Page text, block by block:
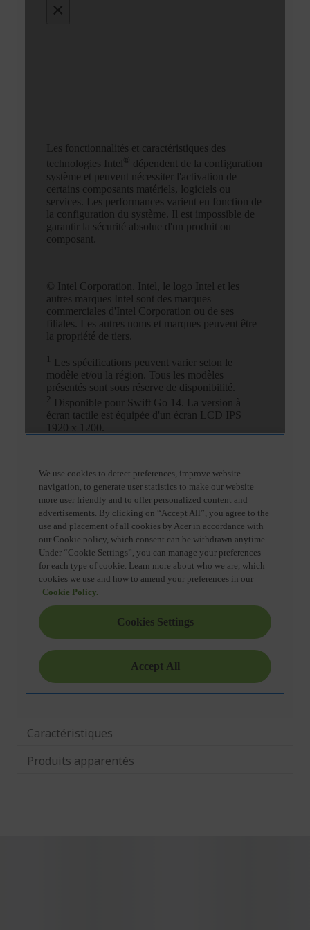
Caractéristiques
Produits apparentés